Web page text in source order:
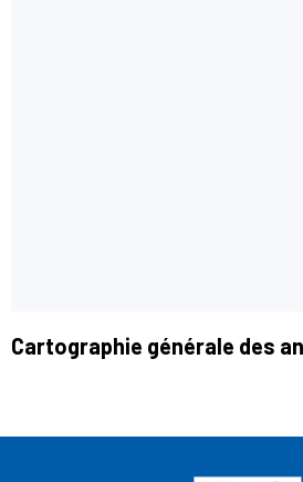
Cartographie générale des